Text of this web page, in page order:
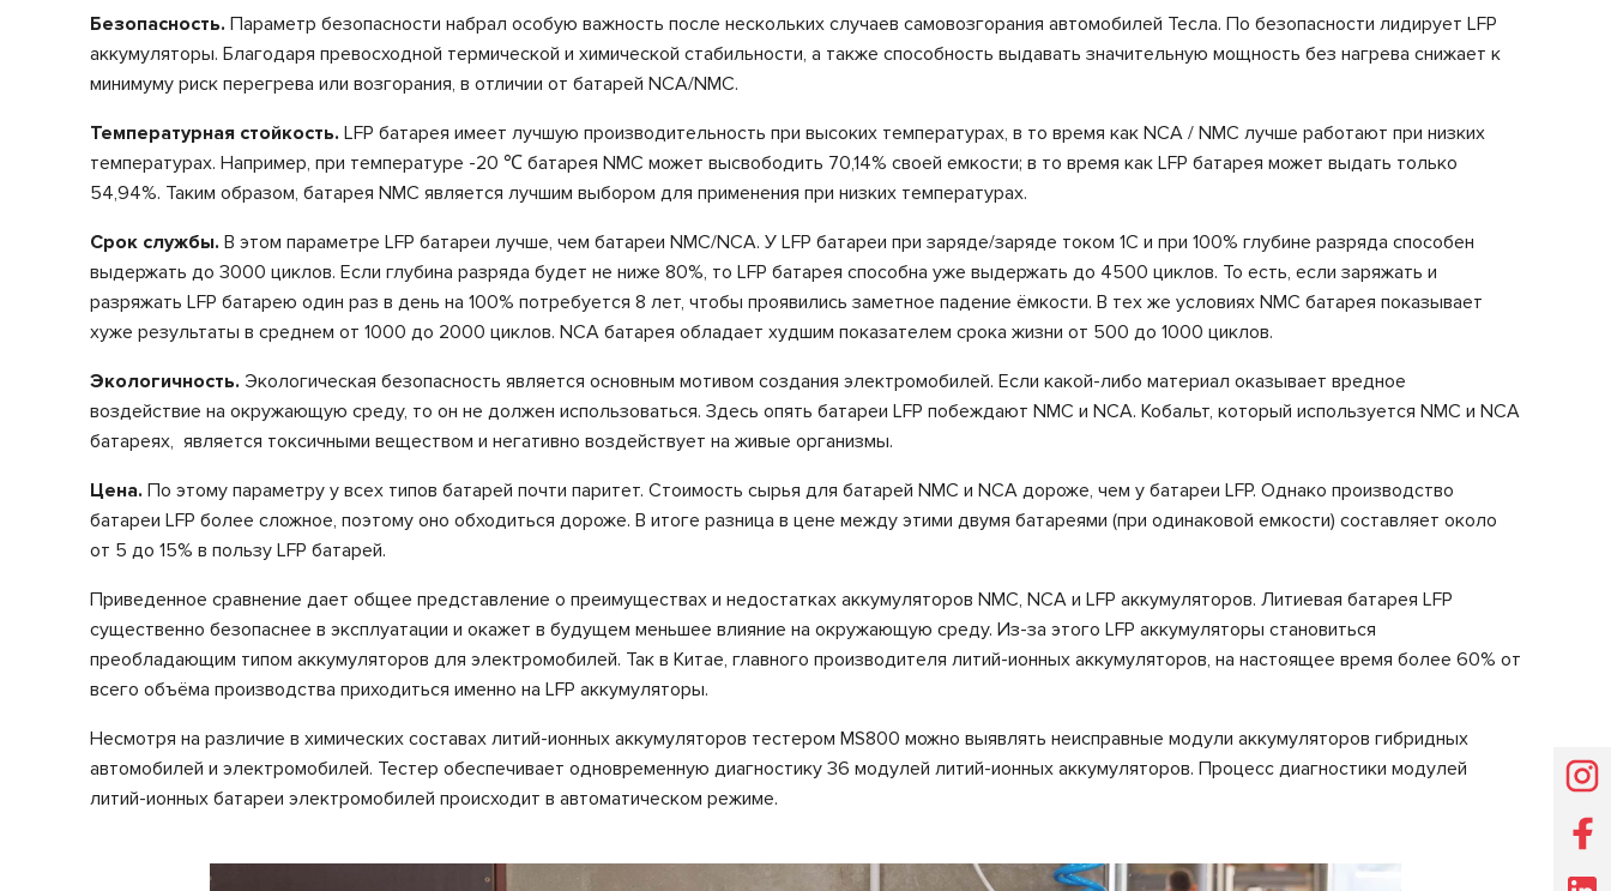
Безопасность. Параметр безопасности набрал особую важность после нескольких случаев самовозгорания автомобилей Тесла. По безопасности лидирует LFP
аккумуляторы. Благодаря превосходной термической и химической стабильности, а также способность выдавать значительную мощность без нагрева снижает к
минимуму риск перегрева или возгорания, в отличии от батарей NCA/NMC.
Температурная стойкость. LFP батарея имеет лучшую производительность при высоких температурах, в то время как NCA / NMC лучше работают при низких
температурах. Например, при температуре -20 ℃ батарея NMC может высвободить 70,14% своей емкости; в то время как LFP батарея может выдать только
54,94%. Таким образом, батарея NMC является лучшим выбором для применения при низких температурах.
Срок службы. В этом параметре LFP батареи лучше, чем батареи NMC/NCA. У LFP батареи при заряде/заряде током 1С и при 100% глубине разряда способен
выдержать до 3000 циклов. Если глубина разряда будет не ниже 80%, то LFP батарея способна уже выдержать до 4500 циклов. То есть, если заряжать и
разряжать LFP батарею один раз в день на 100% потребуется 8 лет, чтобы проявились заметное падение ёмкости. В тех же условиях NMC батарея показывает
хуже результаты в среднем от 1000 до 2000 циклов. NCA батарея обладает худшим показателем срока жизни от 500 до 1000 циклов.
Экологичность. Экологическая безопасность является основным мотивом создания электромобилей. Если какой-либо материал оказывает вредное
воздействие на окружающую среду, то он не должен использоваться. Здесь опять батареи LFP побеждают NMC и NCA. Кобальт, который используется NMC и NCA
батареях, является токсичными веществом и негативно воздействует на живые организмы.
Цена. По этому параметру у всех типов батарей почти паритет. Стоимость сырья для батарей NMC и NCA дороже, чем у батареи LFP. Однако производство
батареи LFP более сложное, поэтому оно обходиться дороже. В итоге разница в цене между этими двумя батареями (при одинаковой емкости) составляет около
от 5 до 15% в пользу LFP батарей.
Приведенное сравнение дает общее представление о преимуществах и недостатках аккумуляторов NMC, NCA и LFP аккумуляторов. Литиевая батарея LFP
существенно безопаснее в эксплуатации и окажет в будущем меньшее влияние на окружающую среду. Из-за этого LFP аккумуляторы становиться
преобладающим типом аккумуляторов для электромобилей. Так в Китае, главного производителя литий-ионных аккумуляторов, на настоящее время более 60% от
всего объёма производства приходиться именно на LFP аккумуляторы.
Несмотря на различие в химических составах литий-ионных аккумуляторов тестером MS800 можно выявлять неисправные модули аккумуляторов гибридных
автомобилей и электромобилей. Тестер обеспечивает одновременную диагностику 36 модулей литий-ионных аккумуляторов. Процесс диагностики модулей
литий-ионных батареи электромобилей происходит в автоматическом режиме.